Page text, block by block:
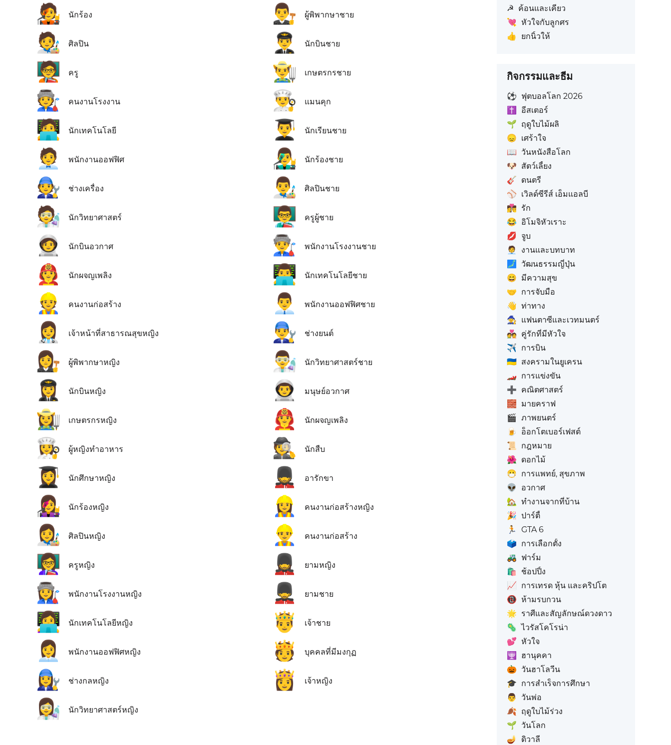
🧑‍🎤 นักร้อง
🧑‍🎨 ศิลปิน
🧑‍🏫 ครู
🧑‍🏭 คนงานโรงงาน
🧑‍💻 นักเทคโนโลยี
🧑‍💼 พนักงานออฟฟิศ
🧑‍🔧 ช่างเครื่อง
🧑‍🔬 นักวิทยาศาสตร์
🧑‍🚀 นักบินอวกาศ
🧑‍🚒 นักผจญเพลิง
👷 คนงานก่อสร้าง
👩‍⚕️ เจ้าหน้าที่สาธารณสุขหญิง
👩‍⚖️ ผู้พิพากษาหญิง
👩‍✈️ นักบินหญิง
👩‍🌾 เกษตรกรหญิง
👩‍🍳 ผู้หญิงทำอาหาร
👩‍🎓 นักศึกษาหญิง
👩‍🎤 นักร้องหญิง
👩‍🎨 ศิลปินหญิง
👩‍🏫 ครูหญิง
👩‍🏭 พนักงานโรงงานหญิง
👩‍💻 นักเทคโนโลยีหญิง
👩‍💼 พนักงานออฟฟิศหญิง
👩‍🔧 ช่างกลหญิง
👩‍🔬 นักวิทยาศาสตร์หญิง
👨‍⚖️ ผู้พิพากษาชาย
👨‍✈️ นักบินชาย
👨‍🌾 เกษตรกรชาย
👨‍🍳 แมนคุก
👨‍🎓 นักเรียนชาย
👨‍🎤 นักร้องชาย
👨‍🎨 ศิลปินชาย
👨‍🏫 ครูผู้ชาย
👨‍🏭 พนักงานโรงงานชาย
👨‍💻 นักเทคโนโลยีชาย
👨‍💼 พนักงานออฟฟิศชาย
👨‍🔧 ช่างยนต์
👨‍🔬 นักวิทยาศาสตร์ชาย
👨‍🚀 มนุษย์อวกาศ
👨‍🚒 นักผจญเพลิง
🕵️ นักสืบ
💂 อารักขา
👷‍♀️ คนงานก่อสร้างหญิง
👷‍♂️ คนงานก่อสร้าง
💂‍♀️ ยามหญิง
💂‍♂️ ยามชาย
🤴 เจ้าชาย
🫅 บุคคลที่มีมงกุฏ
👸 เจ้าหญิง
☭ ค้อนและเคียว
💘 หัวใจกับลูกศร
👍
ยกนิ้วให้
กิจกรรมและธีม
⚽ ฟุตบอลโลก 2026
✝️
อีสเตอร์
🌱 ฤดูใบไม้ผลิ
😞 เศร้าใจ
📖 วันหนังสือโลก
🐶 สัตว์เลี้ยง
🎸 ดนตรี
⚾ เวิลด์ซีรีส์ เอ็มแอลบี
👩‍❤️‍💋‍👨 รัก
😂 อิโมจิหัวเราะ
💋 จูบ
🧑‍💼
งานและบทบาท
🗾
วัฒนธรรมญี่ปุ่น
😄 มีความสุข
🤝 การจับมือ
👋 ท่าทาง
🧙 แฟนตาซีและเวทมนตร์
💑 คู่รักที่มีหัวใจ
✈️ การบิน
🇺🇦 สงครามในยูเครน
🏎️ การแข่งขัน
➕ คณิตศาสตร์
🧱 มายคราฟ
🎬 ภาพยนตร์
🍺
อ็อกโตเบอร์เฟสต์
📜
กฎหมาย
🌺 ดอกไม้
😷 การแพทย์, สุขภาพ
👽
อวกาศ
🏡 ทำงานจากที่บ้าน
🎉 ปาร์ตี้
🏃
GTA 6
🗳️ การเลือกตั้ง
🚜 ฟาร์ม
🛍️
ช้อปปิ้ง
📈 การเทรด หุ้น และคริปโต
📵 ห้ามรบกวน
🌟 ราศีและสัญลักษณ์ดวงดาว
🦠 ไวรัสโคโรน่า
💕 หัวใจ
🕎
ฮานุคคา
🎃 วันฮาโลวีน
🎓 การสำเร็จการศึกษา
👨
วันพ่อ
🍂 ฤดูใบไม้ร่วง
🌱 วันโลก
🪔
ดิวาลี